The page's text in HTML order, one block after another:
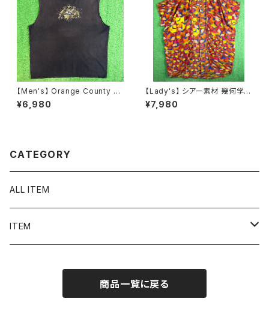
【Men's】 Orange County C
hoppers カットオフ Tシャツ /
古着 バイク バイカー ティーシャ
¥6,980
【Lady's】 シアー素材 幾何学
柄 羽織り シャツ / 古着 半袖 ガ
ウン レディース 2264
¥7,980
CATEGORY
ALL ITEM
ITEM
シャツ／ブラウス
商品一覧に戻る